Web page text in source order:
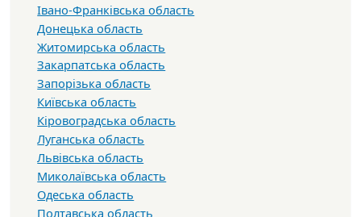
Івано-Франківська область
Донецька область
Житомирська область
Закарпатська область
Запорізька область
Київська область
Кіровоградська область
Луганська область
Львівська область
Миколаївська область
Одеська область
Полтавська область